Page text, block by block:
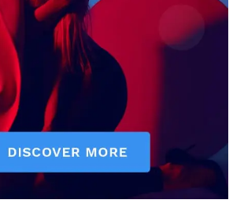
Share